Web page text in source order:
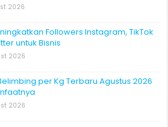
2026
Followers Instagram, TikTok
untuk Bisnis
2026
per Kg Terbaru Agustus 2026
2026